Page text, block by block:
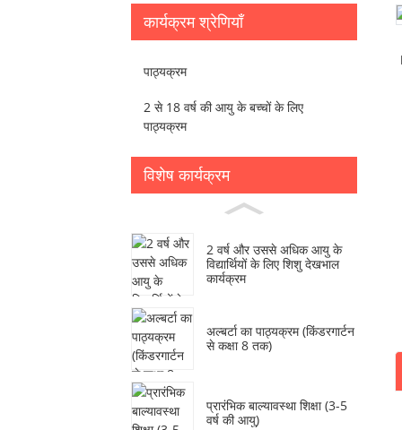
कार्यक्रम श्रेणियाँ
पाठ्यक्रम
2 से 18 वर्ष की आयु के बच्चों के लिए
पाठ्यक्रम
विशेष कार्यक्रम
2 वर्ष और उससे अधिक आयु के
विद्यार्थियों के लिए शिशु देखभाल
कार्यक्रम
अल्बर्टा का पाठ्यक्रम (किंडरगार्टन
से कक्षा 8 तक)
प्रारंभिक बाल्यावस्था शिक्षा (3-5
वर्ष की आयु)